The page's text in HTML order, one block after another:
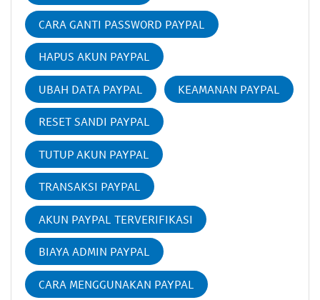
CARA GANTI PASSWORD PAYPAL
HAPUS AKUN PAYPAL
UBAH DATA PAYPAL KEAMANAN PAYPAL
RESET SANDI PAYPAL
TUTUP AKUN PAYPAL
TRANSAKSI PAYPAL
AKUN PAYPAL TERVERIFIKASI
BIAYA ADMIN PAYPAL
CARA MENGGUNAKAN PAYPAL